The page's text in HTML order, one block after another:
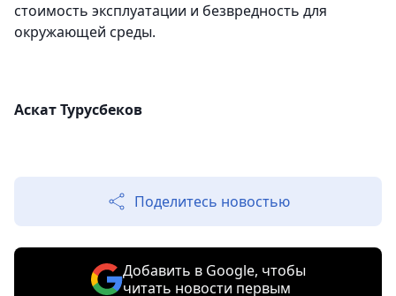
стоимость эксплуатации и безвредность для
окружающей среды.
Аскат Турусбеков
Поделитесь новостью
Добавить в Google, чтобы
читать новости первым